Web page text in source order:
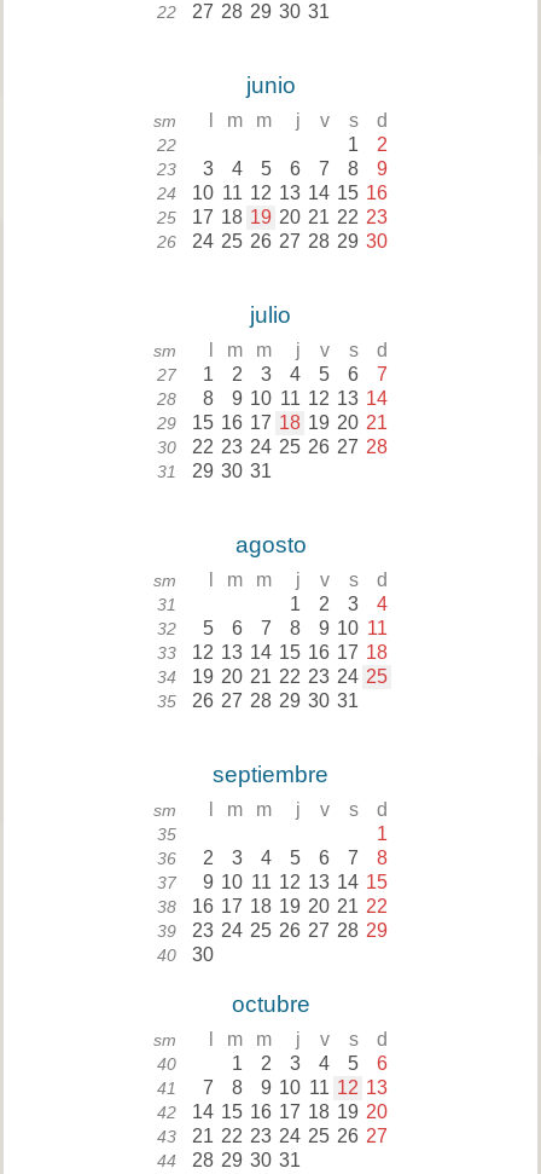
22 27 28 29 30 31
junio
sm m m j v s d
22 1 2
23 3 4 5 6 7 8 9
24 10 11 12 13 14 15 16
25 17 18 19 20 21 22 23
26 24 25 26 27 28 29 30
julio
sm m m j v s d
27 1 2 3 4 5 6 7
28 8 9 10 11 12 13 14
29 15 16 17 18 19 20 21
30 22 23 24 25 26 27 28
31 29 30 31
agosto
sm m m j v s d
31 1 2 3 4
32 5 6 7 8 9 10 11
33 12 13 14 15 16 17 18
34 19 20 21 22 23 24 25
35 26 27 28 29 30 31
septiembre
sm m m j v s d
35 1
36 2 3 4 5 6 7 8
37 9 10 11 12 13 14 15
38 16 17 18 19 20 21 22
39 23 24 25 26 27 28 29
40 30
octubre
sm m m j v s d
40 1 2 3 4 5 6
41 7 8 9 10 11 12 13
42 14 15 16 17 18 19 20
43 21 22 23 24 25 26 27
44 28 29 30 31